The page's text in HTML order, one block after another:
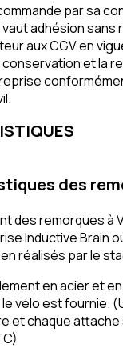
par sa
adhésion sans
aux CGV en
conservation et la
des
des remorques à
Inductive Brain
réalisés par le
en acier et
vélo est fournie.
et chaque